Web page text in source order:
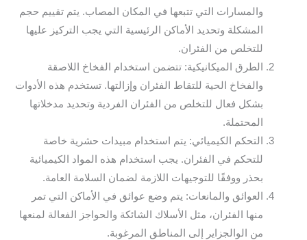
والمسارات التي تتبعها في المكان المصاب. يتم تقييم حجم
المشكلة وتحديد الأماكن الرئيسية التي يجب التركيز عليها
للتخلص من الفئران.
الطرق الميكانيكية: تتضمن استخدام الفخاخ اللاصقة
والفخاخ الحية للتقاط الفئران وإزالتها. تستخدم هذه الأدوات
بشكل فعال للتخلص من الفئران الفردية وتحديد مدخلاتها
المحتملة.
التحكم الكيميائي: يتم استخدام مبيدات حشرية خاصة
للتحكم في الفئران. يجب استخدام هذه المواد الكيميائية
بحذر ووفقًا للتوجيهات اللازمة لضمان السلامة العامة.
العوائق والمانعات: يتم وضع عوائق في الأماكن التي تمر
منها الفئران، مثل الأسلاك الشائكة والحواجز الفعالة لمنعها
من الوالجزاير إلى المناطق المرغوبة.